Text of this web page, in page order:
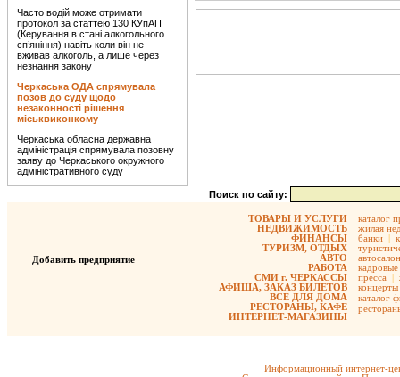
Часто водій може отримати
протокол за статтею 130 КУпАП
(Керування в стані алкогольного
сп’яніння) навіть коли він не
вживав алкоголь, а лише через
незнання закону
Черкаська ОДА спрямувала
позов до суду щодо
незаконності рішення
міськвиконкому
Черкаська обласна державна
адміністрація спрямувала позовну
заяву до Черкаського окружного
адміністративного суду
Поиск по сайту:
Добавить предприятие
ТОВАРЫ И УСЛУГИ
НЕДВИЖИМОСТЬ
ФИНАНСЫ
ТУРИЗМ, ОТДЫХ
АВТО
РАБОТА
СМИ г. ЧЕРКАССЫ
АФИША, ЗАКАЗ БИЛЕТОВ
ВСЕ ДЛЯ ДОМА
РЕСТОРАНЫ, КАФЕ
ИНТЕРНЕТ-МАГАЗИНЫ
каталог
жилая
банки |
кадровые
пресса |
концерты
каталог
Информационный интернет-